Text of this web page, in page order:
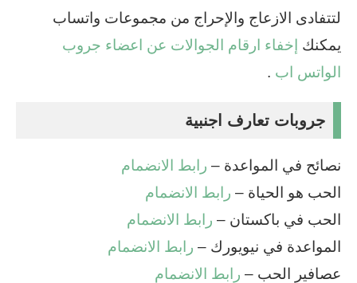
لتتفادى الازعاج والإحراج من مجموعات واتساب
يمكنك إخفاء ارقام الجوالات عن اعضاء جروب
الواتس اب .
جروبات تعارف اجنبية
نصائح في المواعدة – رابط الانضمام
الحب هو الحياة – رابط الانضمام
الحب في باكستان – رابط الانضمام
المواعدة في نيويورك – رابط الانضمام
عصافير الحب – رابط الانضمام